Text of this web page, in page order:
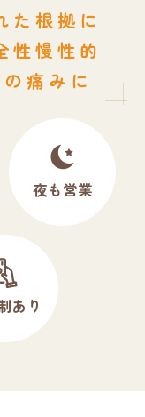
た 根拠に
性慢性的
痛みに
夜も営業
あり